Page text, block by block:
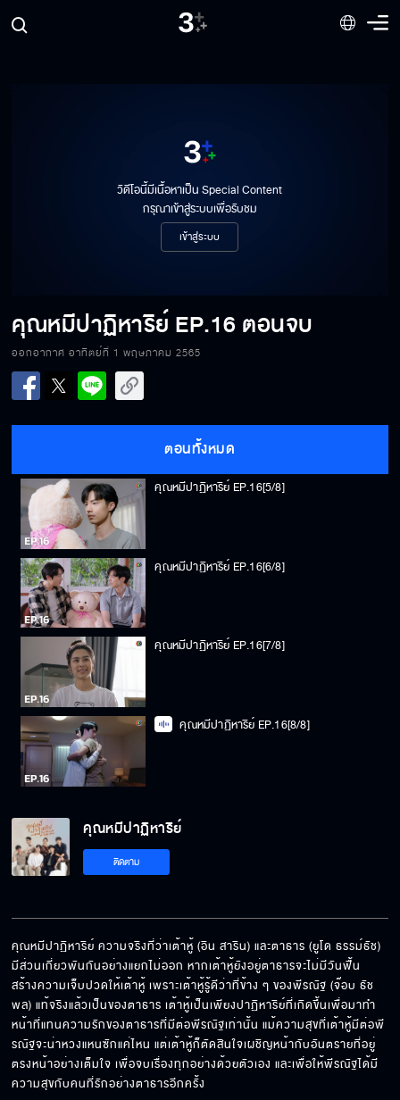
วิดีโอนี้มีเนื้อหาเป็น Special Content
กรุณาเข้าสู่ระบบเพื่อรับชม
เข้าสู่ระบบ
คุณหมีปาฏิหาริย์ EP.16 ตอนจบ
ออกอากาศ อาทิตย์ที่ 1 พฤษภาคม 2565
ตอนทั้งหมด
คุณหมีปาฏิหาริย์ EP.16[2/8]
คุณหมีปาฏิหาริย์ EP.16[3/8]
คุณหมีปาฏิหาริย์ EP.16[5/8]
คุณหมีปาฏิหาริย์ EP.16[6/8]
คุณหมีปาฏิหาริย์ EP.16[7/8]
คุณหมีปาฏิหาริย์ EP.16[8/8]
คุณหมีปาฏิหาริย์
ติดตาม
คุณหมีปาฏิหาริย์ ความจริงที่ว่าเต้าหู้ (อิน สาริน) และตาธาร (ยูโด ธรรม์ธัช)
มีส่วนเกี่ยวพันกันอย่างแยกไม่ออก หากเต้าหู้ยังอยู่ตาธารจะไม่มีวันฟื้น
สร้างความเจ็บปวดให้เต้าหู้ เพราะเต้าหู้รู้ดีว่าที่ข้าง ๆ ของพีรณัฐ (จ๊อบ ธัช
พล) แท้จริงแล้วเป็นของตาธาร เต้าหู้เป็นเพียงปาฏิหาริย์ที่เกิดขึ้นเพื่อมาทำ
หน้าที่แทนความรักของตาธารที่มีต่อพีรณัฐเท่านั้น แม้ความสุขที่เต้าหู้มีต่อพี
รณัฐจะน่าหวงแหนซักแค่ไหน แต่เต้าหู้ก็ตัดสินใจเผชิญหน้ากับอันตรายที่อยู่
ตรงหน้าอย่างเต็มใจ เพื่อจบเรื่องทุกอย่างด้วยตัวเอง และเพื่อให้พีรณัฐได้มี
ความสุขกับคนที่รักอย่างตาธารอีกครั้ง